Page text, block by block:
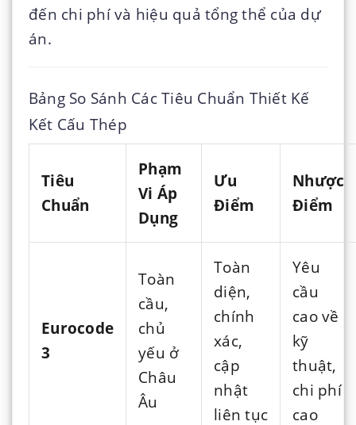
đến chi phí và hiệu quả tổng thể của dự
án.
Bảng So Sánh Các Tiêu Chuẩn Thiết Kế
Kết Cấu Thép
Tiêu
Chuẩn
Phạm
Vi Áp
Dụng
Ưu
Điểm
Nhược
Điểm
Eurocode
3
Toàn
cầu,
chủ
yếu ở
Châu
Âu
Toàn
diện,
chính
xác,
cập
nhật
liên tục
Yêu
cầu
cao về
kỹ
thuật,
chi phí
cao